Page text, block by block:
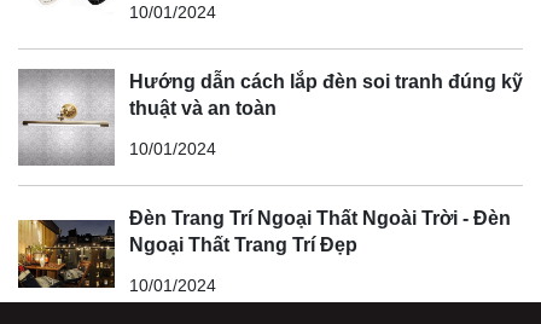
10/01/2024
Hướng dẫn cách lắp đèn soi tranh đúng kỹ
thuật và an toàn
10/01/2024
Đèn Trang Trí Ngoại Thất Ngoài Trời - Đèn
Ngoại Thất Trang Trí Đẹp
10/01/2024